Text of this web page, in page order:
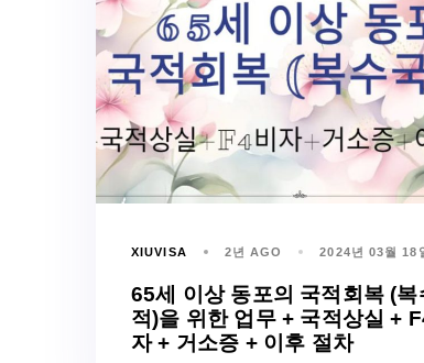
XIUVISA 2년 AGO 2024년 03월 18
65세 이상 동포의 국적회복 (복
적)을 위한 업무 + 국적상실 +
자 + 거소증 + 이후 절차